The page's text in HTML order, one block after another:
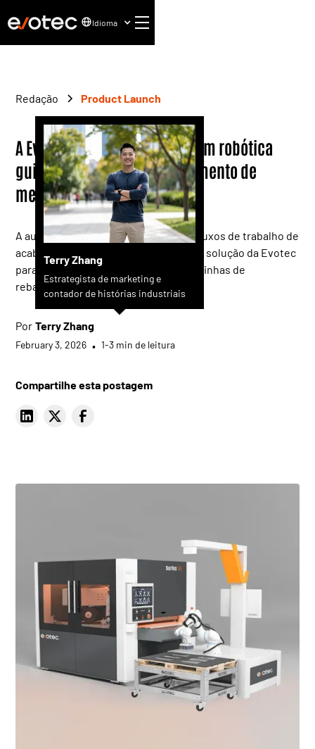
Idioma
Redação Product Launch
A Evotec lança o VSORT: triagem robótica
guiada por visão para acabamento de
metais
A automação inteligente atende aos fluxos de trabalho de
acabamento de metal com a mais nova solução da Evotec
para classificação e carregamento de linhas de
rebarbação.
Por
Terry Zhang
Estrategista de marketing e
contador de histórias industriais
Terry Zhang
February 3, 2026 • 1-3 min de leitura
Compartilhe esta postagem